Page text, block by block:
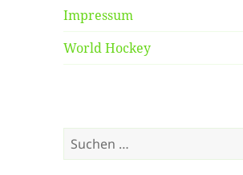
Impressum
World Hockey
Suche
nach: